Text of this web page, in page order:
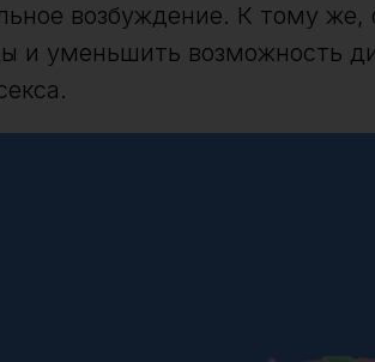
возбуждение. К тому
и уменьшить возможность